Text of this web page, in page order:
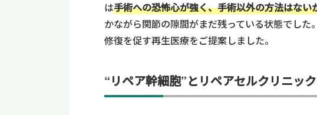
は手術への恐怖心が強く、手術以外の方法はな
かながら関節の隙間がまだ残っている状態でし
修復を促す再生医療をご提案しました。
“リペア幹細胞”とリペアセルクリニッ